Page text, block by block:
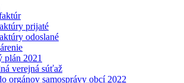
prijaté
odoslané
plán 2021
verejná súťaž
orgánov samosprávy obcí 2022